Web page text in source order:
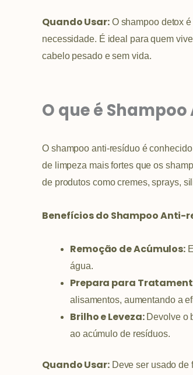
Quando Usar:O shampoo detox
necessidade. É ideal para quem
cabelo pesado e sem vida.
O que é
O shampoo anti-resíduo é
de limpeza mais fortes que os
de produtos como cremes, sprays,
Benefícios do Shampoo Anti-
Remoção de Acúmulos:
água.
Prepara para
alisamentos, aumentando a
Brilho e Leveza:Devolve o
ao acúmulo de resíduos.
Quando Usar:Deve ser usado de